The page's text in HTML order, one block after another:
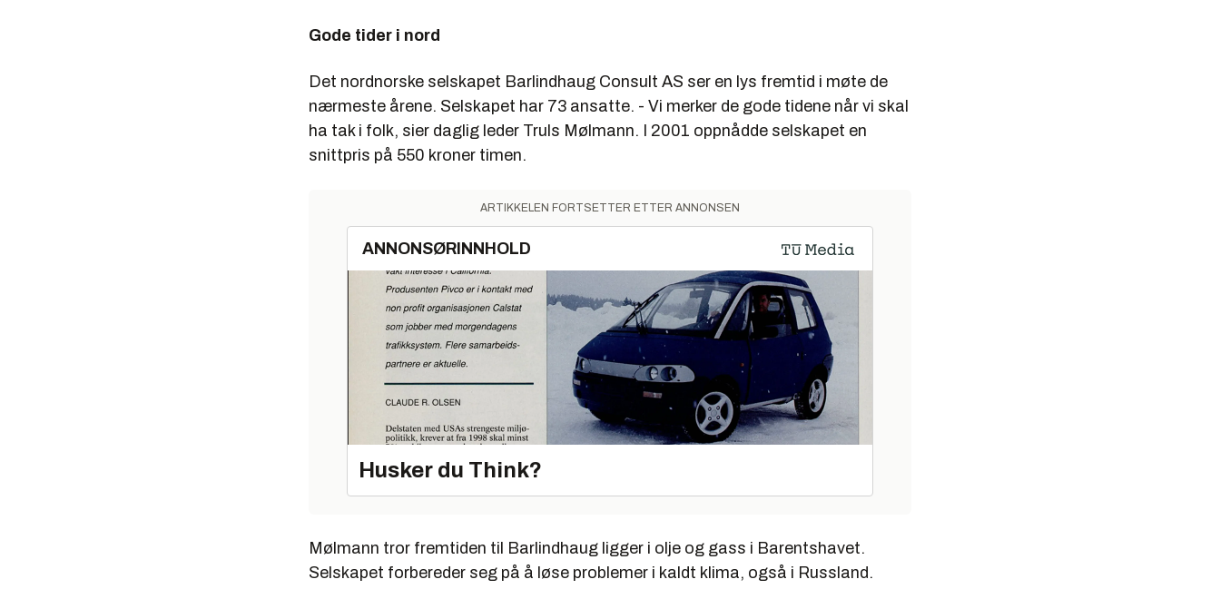
Gode tider i nord
Det nordnorske selskapet Barlindhaug Consult AS ser en lys fremtid i møte de
nærmeste årene. Selskapet har 73 ansatte. - Vi merker de gode tidene når vi skal
ha tak i folk, sier daglig leder Truls Mølmann. I 2001 oppnådde selskapet en
snittpris på 550 kroner timen.
ARTIKKELEN FORTSETTER ETTER ANNONSEN
ANNONSØRINNHOLD
Husker du Think?
Mølmann tror fremtiden til Barlindhaug ligger i olje og gass i Barentshavet.
Selskapet forbereder seg på å løse problemer i kaldt klima, også i Russland.